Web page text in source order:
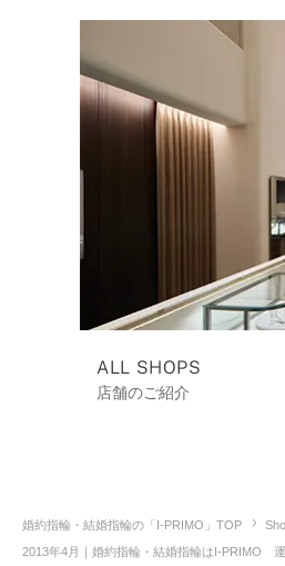
ALL SHOPS
店舗のご紹介
婚約指輪・結婚指輪の「I-PRIMO」TOP
2013年4月｜婚約指輪・結婚指輪はI-PRIMO